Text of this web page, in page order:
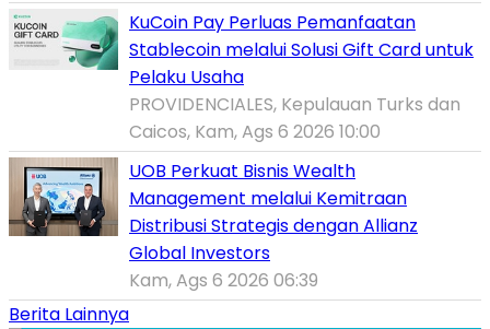
KuCoin Pay Perluas Pemanfaatan
Stablecoin melalui Solusi Gift Card untuk
Pelaku Usaha
PROVIDENCIALES, Kepulauan Turks dan
Caicos, Kam, Ags 6 2026 10:00
UOB Perkuat Bisnis Wealth
Management melalui Kemitraan
Distribusi Strategis dengan Allianz
Global Investors
Kam, Ags 6 2026 06:39
Berita Lainnya